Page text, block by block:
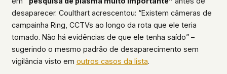
desaparecer. Coulthart acrescentou: “Existem câmeras de
campainha Ring, CCTVs ao longo da rota que ele teria
tomado. Não há evidências de que ele tenha saído” –
sugerindo o mesmo padrão de desaparecimento sem
vigilância visto em outros casos da lista.